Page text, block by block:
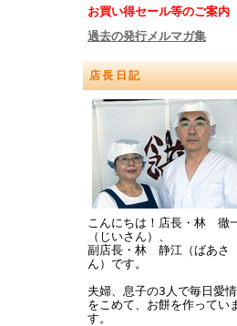
お買い得セール等のご案内
過去の発行メルマガ集
店長日記
こんにちは！店長・林 徹
（じいさん）、
副店長・林 静江（ばあさ
ん）です。
夫婦、息子の3人で毎日愛情
をこめて、お餅を作ってい
す。